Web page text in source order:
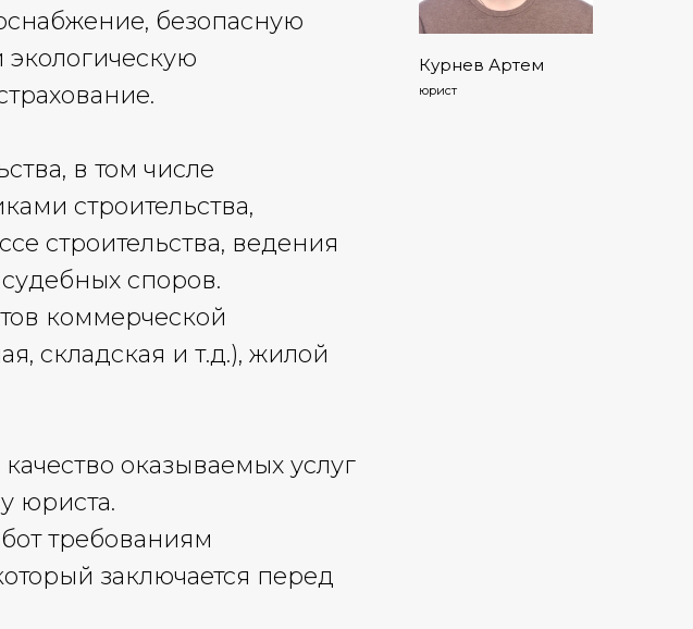
безопасную
в том числе
строительства,
строительства, ведения
споров.
коммерческой
складская и т.д.), жилой
оказываемых услуг
юриста.
требованиям
заключается перед
Курнев Артем
юрист